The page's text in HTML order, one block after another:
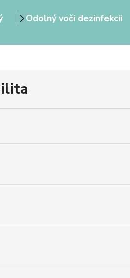
Odolný voči dezinfekcii